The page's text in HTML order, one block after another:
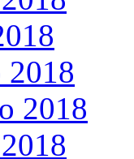
2018
2018